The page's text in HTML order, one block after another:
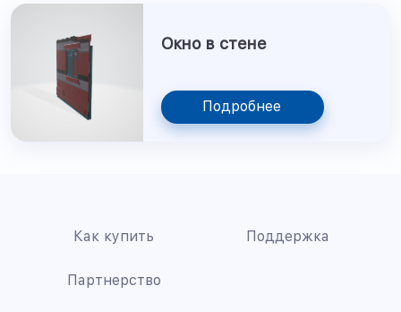
Окно в стене
Подробнее
Как купить Поддержка
Партнерство